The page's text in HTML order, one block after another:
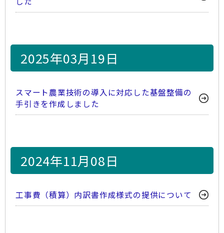
2025年03月19日
スマート農業技術の導入に対応した基盤整備の
手引きを作成しました
2024年11月08日
工事費（積算）内訳書作成様式の提供について